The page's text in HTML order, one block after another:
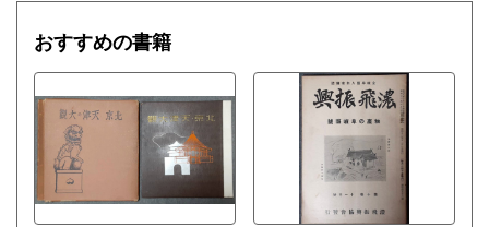
おすすめの書籍